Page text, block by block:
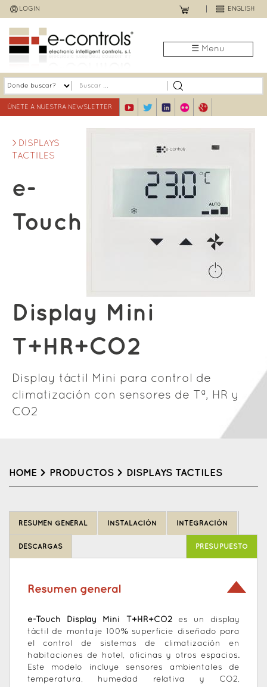
Jump
to
navigation
LOGIN ENGLISH
☰ Menu
ÚNETE A NUESTRA NEWSLETTER
DISPLAYS
TACTILES
e-
Touch
Display Mini
T+HR+CO2
Display táctil Mini para control de
climatización con sensores de Tª, HR y
CO2
HOME > PRODUCTOS > DISPLAYS TACTILES
RESUMEN GENERAL INSTALACIÓN INTEGRACIÓN
DESCARGAS PRESUPUESTO
Resumen general
e-Touch Display Mini T+HR+CO2es un display
táctil de montaje 100% superficie diseñado para
el control de sistemas de climatización en
habitaciones de hotel, oficinas y otros espacios.
Este modelo incluye sensores ambientales de
temperatura, humedad relativa y CO2,